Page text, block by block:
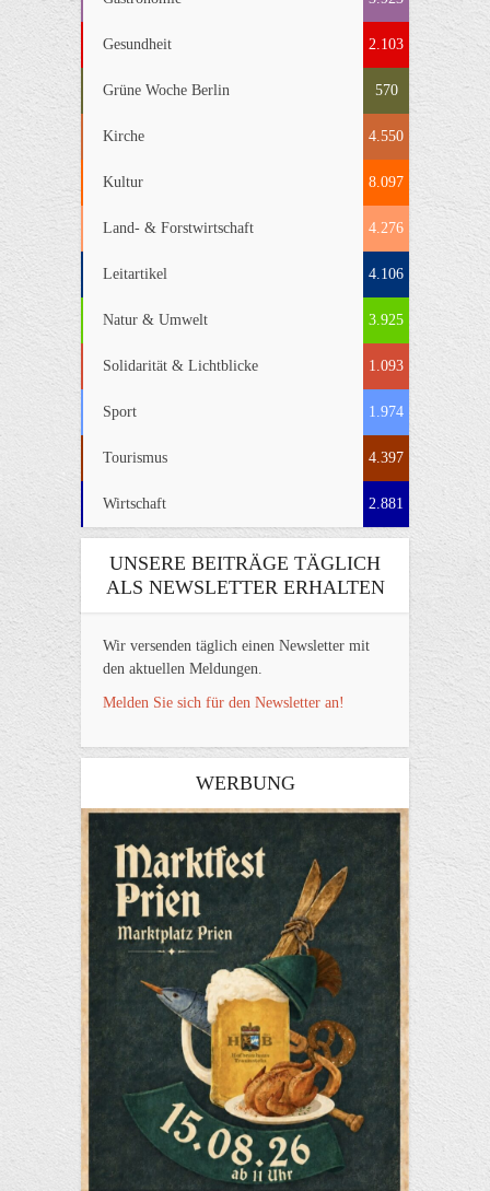
Gesundheit 2.103
Grüne Woche Berlin 570
Kirche 4.550
Kultur 8.097
Land- & Forstwirtschaft 4.276
Leitartikel 4.106
Natur & Umwelt 3.925
Solidarität & Lichtblicke 1.093
Sport 1.974
Tourismus 4.397
Wirtschaft 2.881
UNSERE BEITRÄGE TÄGLICH
ALS NEWSLETTER ERHALTEN
Wir versenden täglich einen Newsletter mit
den aktuellen Meldungen.
Melden Sie sich für den Newsletter an!
WERBUNG